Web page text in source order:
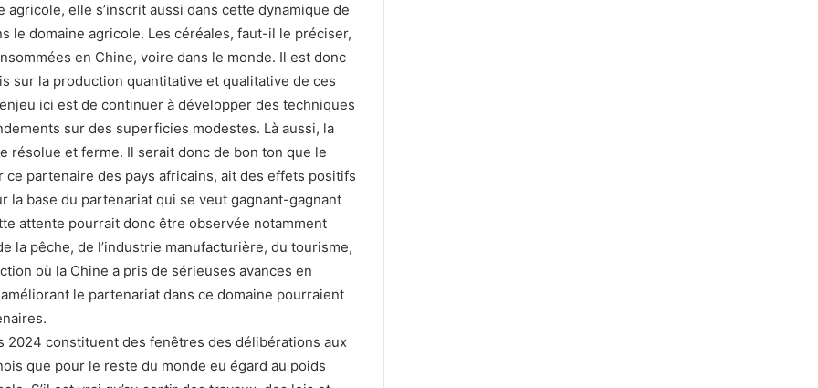
elle s’inscrit aussi dans cette dynamique de
le domaine agricole. Les céréales, faut-il le préciser,
en Chine, voire dans le monde. Il est donc
sur la production quantitative et qualitative de ces
ici est de continuer à développer des techniques
sur des superficies modestes. Là aussi, la
résolue et ferme. Il serait donc de bon ton que le
partenaire des pays africains, ait des effets positifs
la base du partenariat qui se veut gagnant-gagnant
attente pourrait donc être observée notamment
la pêche, de l’industrie manufacturière, du tourisme,
où la Chine a pris de sérieuses avances en
le partenariat dans ce domaine pourraient
2024 constituent des fenêtres des délibérations aux
que pour le reste du monde eu égard au poids